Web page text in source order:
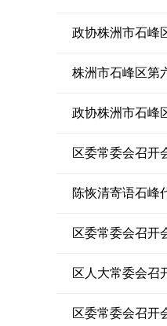
政协株洲市石峰
株洲市石峰区第
政协株洲市石峰
区委常委会召开
陈恢清寄语石峰
区委常委会召开
区人大常委会召
区委常委会召开